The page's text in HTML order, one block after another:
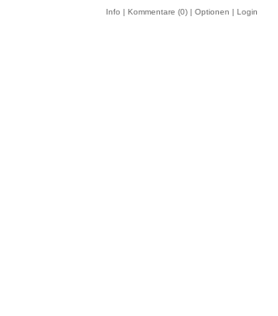
Info | Kommentare (0) | Optionen | Login